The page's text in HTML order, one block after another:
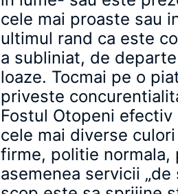
cele mai proaste sau
ultimul rand ca este
a subliniat, de
loaze. Tocmai pe o
priveste
Fostul Otopeni
cele mai diverse
firme, politie normala,
asemenea servicii